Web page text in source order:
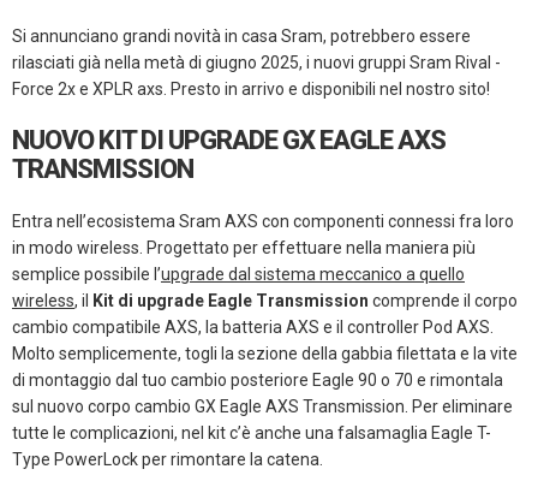
Si annunciano grandi novità in casa Sram, potrebbero essere
rilasciati già nella metà di giugno 2025, i nuovi gruppi Sram Rival -
Force 2x e XPLR axs. Presto in arrivo e disponibili nel nostro sito!
NUOVO KIT DI UPGRADE GX EAGLE AXS
TRANSMISSION
Entra nell’ecosistema Sram AXS con componenti connessi fra loro
in modo wireless. Progettato per effettuare nella maniera più
semplice possibile l’upgrade dal sistema meccanico a quello
wireless, il Kit di upgrade Eagle Transmission comprende il corpo
cambio compatibile AXS, la batteria AXS e il controller Pod AXS.
Molto semplicemente, togli la sezione della gabbia filettata e la vite
di montaggio dal tuo cambio posteriore Eagle 90 o 70 e rimontala
sul nuovo corpo cambio GX Eagle AXS Transmission. Per eliminare
tutte le complicazioni, nel kit c’è anche una falsamaglia Eagle T-
Type PowerLock per rimontare la catena.